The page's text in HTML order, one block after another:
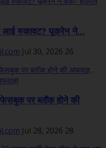
आई रुकावट? यूक्रेन ने...
Jul 30, 2026 26
फेसबुक पर ब्लॉक होने की
Jul 28, 2026 28